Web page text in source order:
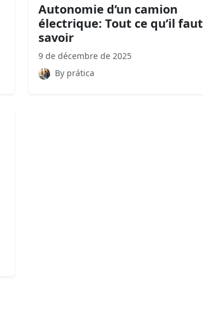
Autonomie d’un camion
électrique: Tout ce qu’il faut
savoir
9 de décembre de 2025
By prática